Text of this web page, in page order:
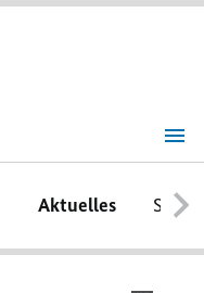
Aktuelles